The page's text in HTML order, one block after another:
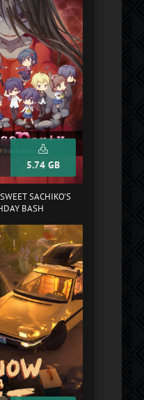
5.74 GB
SACHIKO'S
BASH